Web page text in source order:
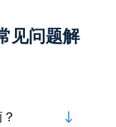
见问题解